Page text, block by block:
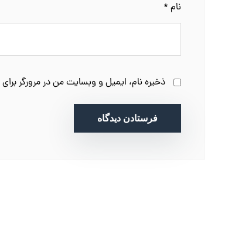
نام *
ذخیره نام، ایمیل و وبسایت من در مرورگر
فرستادن دیدگاه